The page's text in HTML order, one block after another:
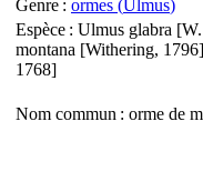
Genre : ormes (Ulmus)
Espèce : Ulmus glabra
montana [Withering,
1768]
Nom commun : orme de